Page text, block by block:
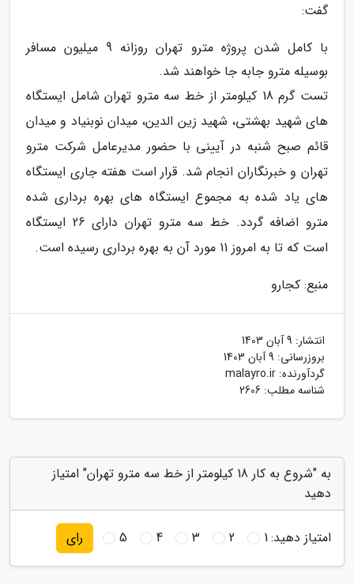
گفت:
با کامل شدن پروژه مترو تهران روزانه 9 میلیون مسافر
بوسیله مترو جابه جا خواهند شد.
تست گرم 18 کیلومتر از خط سه مترو تهران شامل ایستگاه
های شهید بهشتی، شهید زین الدین، میدان نوبنیاد و میدان
قائم صبح شنبه در آیینی با حضور مدیرعامل شرکت مترو
تهران و خبرنگاران انجام شد. قرار است هفته جاری ایستگاه
های یاد شده به مجموع ایستگاه های بهره برداری شده
مترو اضافه گردد. خط سه مترو تهران دارای 26 ایستگاه
است که تا به امروز 11 مورد آن به بهره برداری رسیده است.
منبع: کجارو
انتشار: 9 آبان 1403
بروزرسانی: 9 آبان 1403
گردآورنده: malayro.ir
شناسه مطلب: 2606
به "شروع به کار 18 کیلومتر از خط سه مترو تهران" امتیاز
دهید
امتیاز دهید:1
2
3
4
5 رای